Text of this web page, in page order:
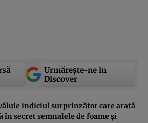
Urmărește-ne in
Discover
indiciul surprinzător care arată
în secret semnalele de foame și